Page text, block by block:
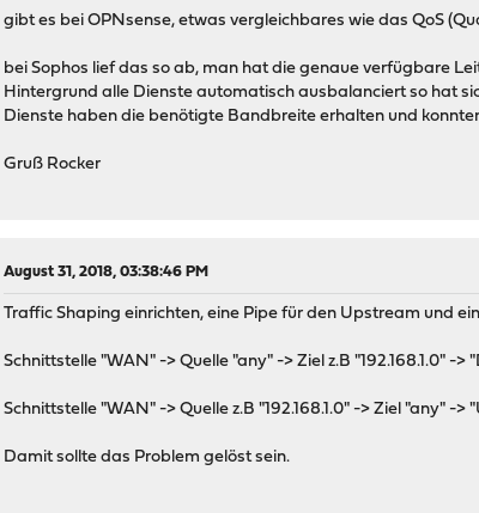
gibt es bei OPNsense, etwas vergleichbares wie das QoS
bei Sophos lief das so ab, man hat die genaue verfügbare
Hintergrund alle Dienste automatisch ausbalanciert so hat
Dienste haben die benötigte Bandbreite erhalten und
Gruß Rocker
August 31, 2018, 03:38:46 PM
Traffic Shaping einrichten, eine Pipe für den Upstream und
Schnittstelle "WAN" -> Quelle "any" -> Ziel z.B "192.168.1.0" ->
Schnittstelle "WAN" -> Quelle z.B "192.168.1.0" -> Ziel "any" ->
Damit sollte das Problem gelöst sein.